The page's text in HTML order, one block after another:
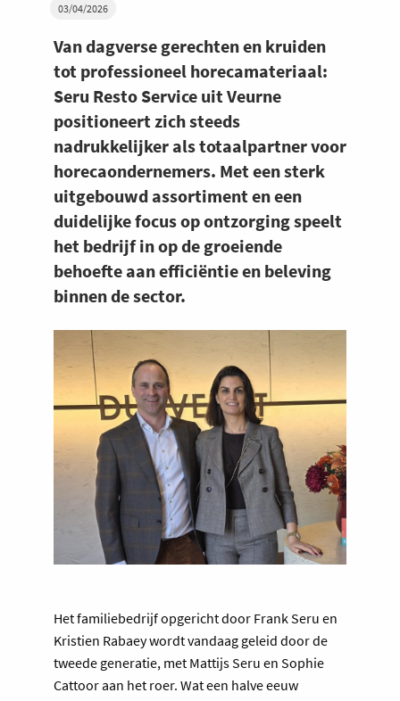
03/04/2026
Van dagverse gerechten en kruiden
tot professioneel horecamateriaal:
Seru Resto Service uit Veurne
positioneert zich steeds
nadrukkelijker als totaalpartner voor
horecaondernemers. Met een sterk
uitgebouwd assortiment en een
duidelijke focus op ontzorging speelt
het bedrijf in op de groeiende
behoefte aan efficiëntie en beleving
binnen de sector.
Het familiebedrijf opgericht door Frank Seru en
Kristien Rabaey wordt vandaag geleid door de
tweede generatie, met Mattijs Seru en Sophie
Cattoor aan het roer. Wat een halve eeuw